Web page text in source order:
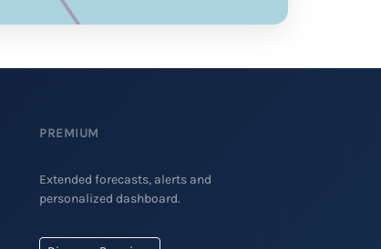
PREMIUM
Extended forecasts, alerts and
personalized dashboard.